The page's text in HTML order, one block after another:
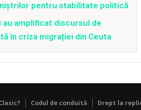
pentru stabilitate politică
amplificat discursul de
în criza migrației din Ceuta
Codul de conduită Drept la